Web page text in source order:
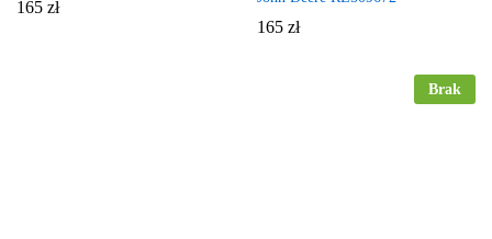
165 zł
165 zł
Brak